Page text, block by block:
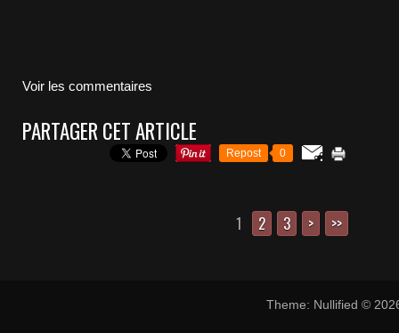
Voir les commentaires
PARTAGER CET ARTICLE
Repost 0
1 2 3 > >>
Theme: Nullified ©